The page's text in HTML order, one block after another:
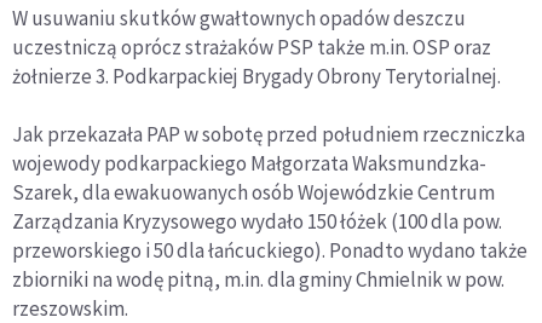
W usuwaniu skutków gwałtownych opadów deszczu
uczestniczą oprócz strażaków PSP także m.in. OSP oraz
żołnierze 3. Podkarpackiej Brygady Obrony Terytorialnej.
Jak przekazała PAP w sobotę przed południem rzeczniczka
wojewody podkarpackiego Małgorzata Waksmundzka-
Szarek, dla ewakuowanych osób Wojewódzkie Centrum
Zarządzania Kryzysowego wydało 150 łóżek (100 dla pow.
przeworskiego i 50 dla łańcuckiego). Ponadto wydano także
zbiorniki na wodę pitną, m.in. dla gminy Chmielnik w pow.
rzeszowskim.